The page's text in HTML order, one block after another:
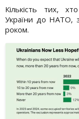
Кількість тих,
України до НАТО,
роком.